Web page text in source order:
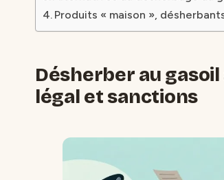
Produits « maison »,
Désherber au
légal et sanctions